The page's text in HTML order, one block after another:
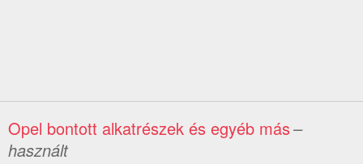
Opel bontott alkatrészek és egyéb más–
használt